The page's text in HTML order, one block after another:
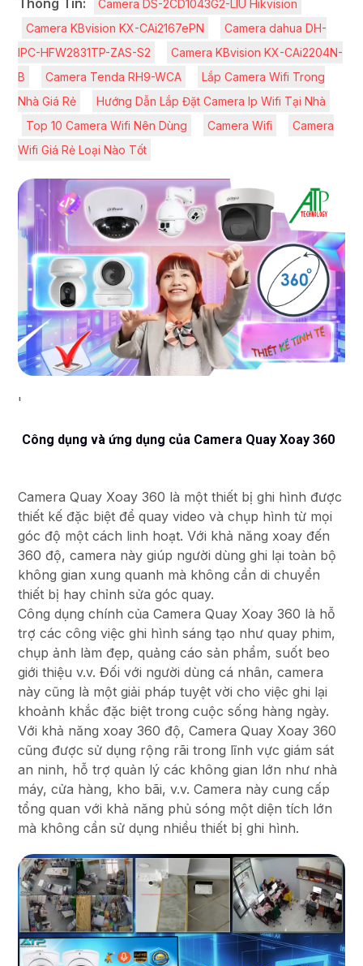
Thông Tin:
Camera DS-2CD1043G2-LIU Hikvision
Camera KBvision KX-CAi2167ePN
Camera dahua DH-
IPC-HFW2831TP-ZAS-S2
Camera KBvision KX-CAi2204N-
B
Camera Tenda RH9-WCA
Lắp Camera Wifi Trong
Nhà Giá Rẻ
Hướng Dẫn Lắp Đặt Camera Ip Wifi Tại Nhà
Top 10 Camera Wifi Nên Dùng
Camera Wifi
Camera
Wifi Giá Rẻ Loại Nào Tốt
'
Công dụng và ứng dụng của Camera Quay Xoay 360
Camera Quay Xoay 360 là một thiết bị ghi hình được
thiết kế đặc biệt để quay video và chụp hình từ mọi
góc độ một cách linh hoạt. Với khả năng xoay đến
360 độ, camera này giúp người dùng ghi lại toàn bộ
không gian xung quanh mà không cần di chuyển
thiết bị hay chỉnh sửa góc quay.
Công dụng chính của Camera Quay Xoay 360 là hỗ
trợ các công việc ghi hình sáng tạo như quay phim,
chụp ảnh làm đẹp, quảng cáo sản phẩm, suốt beo
giới thiệu v.v. Đối với người dùng cá nhân, camera
này cũng là một giải pháp tuyệt vời cho việc ghi lại
khoảnh khắc đặc biệt trong cuộc sống hàng ngày.
Với khả năng xoay 360 độ, Camera Quay Xoay 360
cũng được sử dụng rộng rãi trong lĩnh vực giám sát
an ninh, hỗ trợ quản lý các không gian lớn như nhà
máy, cửa hàng, kho bãi, v.v. Camera này cung cấp
tổng quan với khả năng phủ sóng một diện tích lớn
mà không cần sử dụng nhiều thiết bị ghi hình.